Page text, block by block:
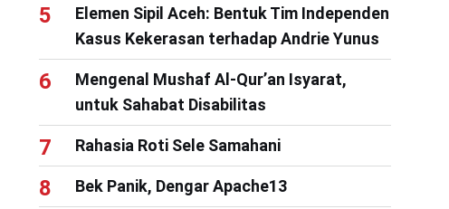
Elemen Sipil Aceh: Bentuk Tim Independen
Kasus Kekerasan terhadap Andrie Yunus
Mengenal Mushaf Al-Qur’an Isyarat,
untuk Sahabat Disabilitas
Rahasia Roti Sele Samahani
Bek Panik, Dengar Apache13